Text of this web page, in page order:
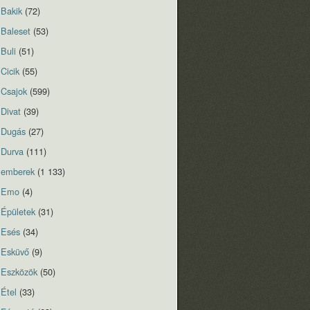
Bakik(72)
Baleset (53)
Buli (51)
Cicik(55)
Csajok(599)
Divat (39)
Dugás (27)
Durva (111)
emberek(1 133)
Emo (4)
Épületek(31)
Esés (34)
Esküvő (9)
Eszközök(50)
Étel (33)